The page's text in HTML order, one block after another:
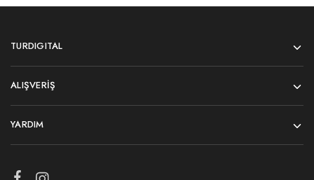
TURDIGITAL
ALIŞVERIŞ
YARDIM